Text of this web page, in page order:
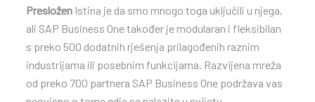
Presložen Istina je da smo mnogo toga uključili u njega,
ali SAP Business One također je modularan i fleksibilan
s preko 500 dodatnih rješenja prilagođenih raznim
industrijama ili posebnim funkcijama. Razvijena mreža
od preko 700 partnera SAP Business One podržava vas